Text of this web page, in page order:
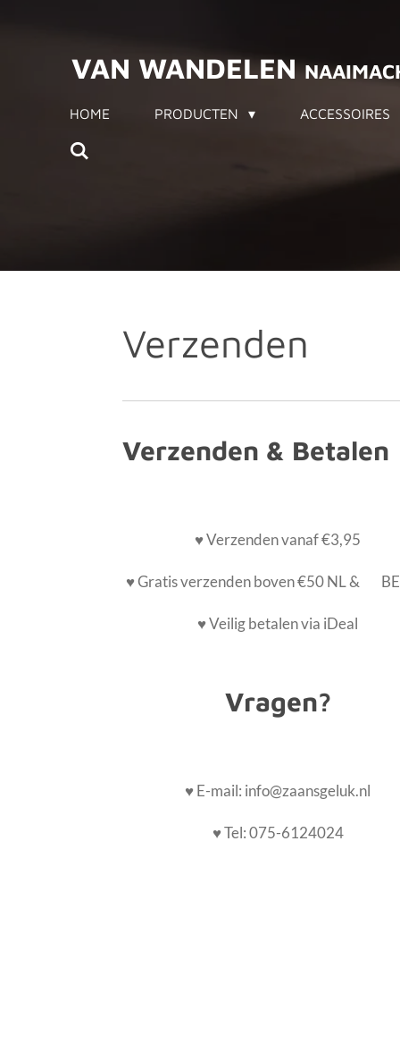
VAN WANDELEN
HOME PRODUCTEN ACCESSOIRES
Verzenden
Verzenden & Betalen
♥ Verzenden vanaf €3,95
♥ Gratis verzenden boven €50 NL &
♥ Veilig betalen via iDeal
Vragen?
♥ E-mail: info@zaansgeluk.nl
♥ Tel: 075-6124024